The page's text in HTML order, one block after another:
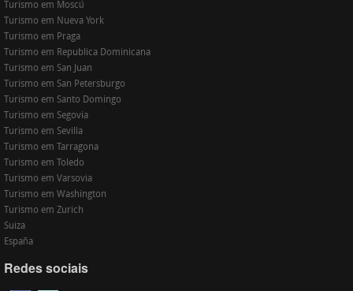
Turismo em Moscú
Turismo em Nueva York
Turismo em Praga
Turismo em Republica Dominicana
Turismo em San Juan
Turismo em San Petersburgo
Turismo em Santo Domingo
Turismo em Segovia
Turismo em Sevilla
Turismo em Tarragona
Turismo em Toledo
Turismo em Varsovia
Turismo em Washington
Turismo em Zurich
Suiza
España
Redes sociais